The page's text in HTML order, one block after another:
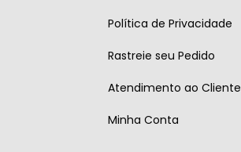
Política de Privacidade
Rastreie seu Pedido
Atendimento ao Cliente
Minha Conta